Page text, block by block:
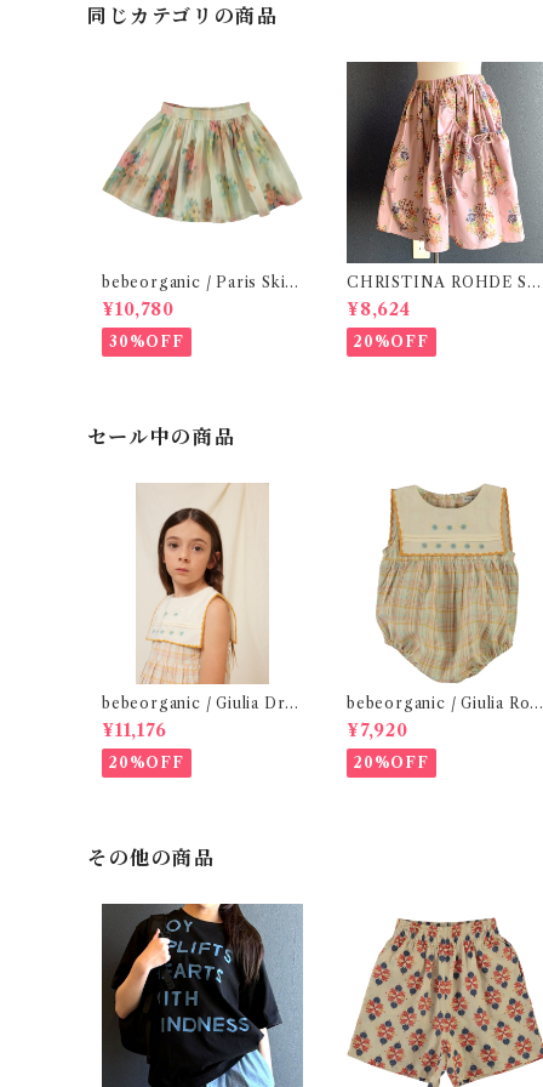
同じカテゴリの商品
bebeorganic / Paris Skirt
Nostalgic Florals (10・12
y)
¥10,780
30%OFF
CHRISTINA ROHDE Ski
rt / Pink Flower ( 8.10Y)
¥8,624
20%OFF
セール中の商品
bebeorganic / Giulia Dres
s Lagoon Check (2-6y)
¥11,176
20%OFF
bebeorganic / Giulia Rom
per Lagoon Check( 6・12
ｍ)
¥7,920
20%OFF
その他の商品